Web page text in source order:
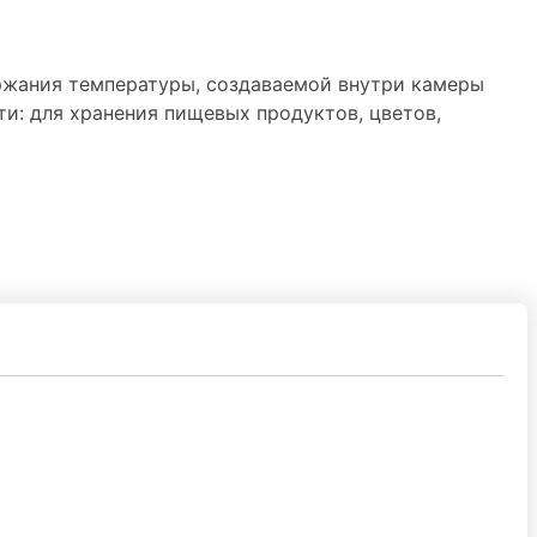
температуры, создаваемой внутри камеры
для хранения пищевых продуктов, цветов,